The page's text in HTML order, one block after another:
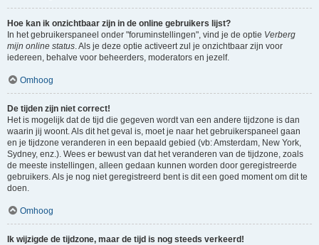
Hoe kan ik onzichtbaar zijn in de online gebruikers lijst?
In het gebruikerspaneel onder "foruminstellingen", vind je de optie Verberg
mijn online status. Als je deze optie activeert zul je onzichtbaar zijn voor
iedereen, behalve voor beheerders, moderators en jezelf.
Omhoog
De tijden zijn niet correct!
Het is mogelijk dat de tijd die gegeven wordt van een andere tijdzone is dan
waarin jij woont. Als dit het geval is, moet je naar het gebruikerspaneel gaan
en je tijdzone veranderen in een bepaald gebied (vb: Amsterdam, New York,
Sydney, enz.). Wees er bewust van dat het veranderen van de tijdzone, zoals
de meeste instellingen, alleen gedaan kunnen worden door geregistreerde
gebruikers. Als je nog niet geregistreerd bent is dit een goed moment om dit te
doen.
Omhoog
Ik wijzigde de tijdzone, maar de tijd is nog steeds verkeerd!